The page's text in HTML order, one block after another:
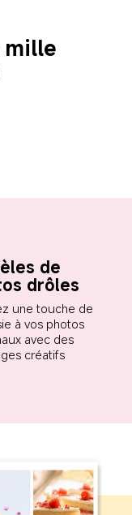
mille
de
drôles
une touche de
à vos photos
avec des
créatifs